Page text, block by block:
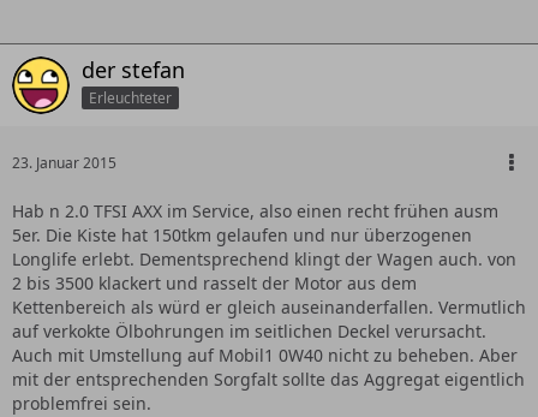
der stefan
Erleuchteter
23. Januar 2015
Hab n 2.0 TFSI AXX im Service, also einen recht frühen ausm
5er. Die Kiste hat 150tkm gelaufen und nur überzogenen
Longlife erlebt. Dementsprechend klingt der Wagen auch. von
2 bis 3500 klackert und rasselt der Motor aus dem
Kettenbereich als würd er gleich auseinanderfallen. Vermutlich
auf verkokte Ölbohrungen im seitlichen Deckel verursacht.
Auch mit Umstellung auf Mobil1 0W40 nicht zu beheben. Aber
mit der entsprechenden Sorgfalt sollte das Aggregat eigentlich
problemfrei sein.